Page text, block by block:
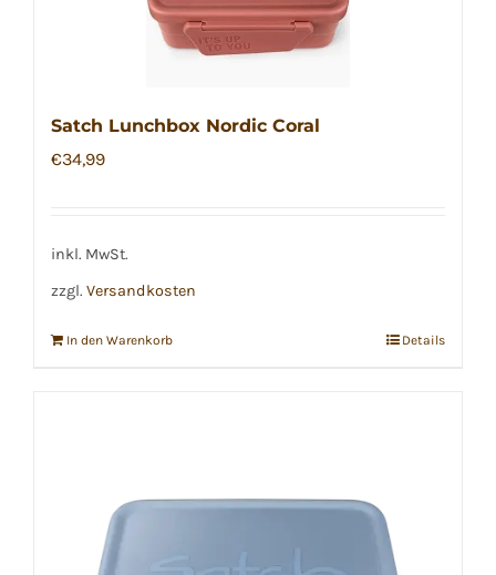
Satch Lunchbox Nordic Coral
€34,99
inkl. MwSt.
zzgl. Versandkosten
In den Warenkorb Details